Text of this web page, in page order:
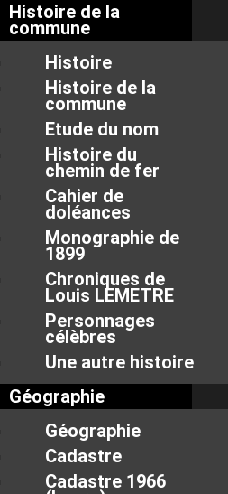
Histoire de la
commune
Histoire
Histoire de la
commune
Etude du nom
Histoire du
chemin de fer
Cahier de
doléances
Monographie de
1899
Chroniques de
Louis LEMETRE
Personnages
célèbres
Une autre histoire
Géographie
Géographie
Cadastre
Cadastre 1966